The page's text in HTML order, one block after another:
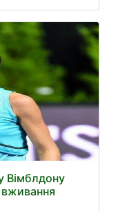
Вімблдону
вживання